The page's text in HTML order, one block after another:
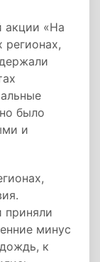
акции «На
регионах,
было
и
минус
к